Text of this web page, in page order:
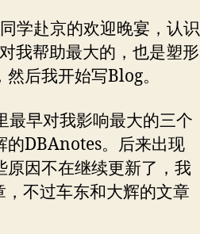
学赴京的欢迎晚宴，认识
我帮助最大的，也是塑形
后我开始写Blog。
早对我影响最大的三个
的DBAnotes。后来出现
因不在继续更新了，我
不过车东和大辉的文章